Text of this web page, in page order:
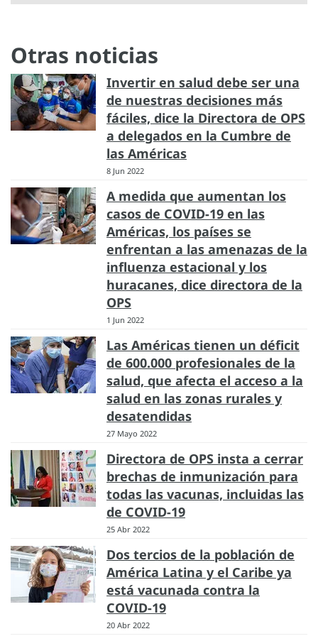
Otras noticias
Invertir en salud debe ser una
de nuestras decisiones más
fáciles, dice la Directora de OPS
a delegados en la Cumbre de
las Américas
8 Jun 2022
A medida que aumentan los
casos de COVID-19 en las
Américas, los países se
enfrentan a las amenazas de la
influenza estacional y los
huracanes, dice directora de la
OPS
1 Jun 2022
Las Américas tienen un déficit
de 600.000 profesionales de la
salud, que afecta el acceso a la
salud en las zonas rurales y
desatendidas
27 Mayo 2022
Directora de OPS insta a cerrar
brechas de inmunización para
todas las vacunas, incluidas las
de COVID-19
25 Abr 2022
Dos tercios de la población de
América Latina y el Caribe ya
está vacunada contra la
COVID-19
20 Abr 2022